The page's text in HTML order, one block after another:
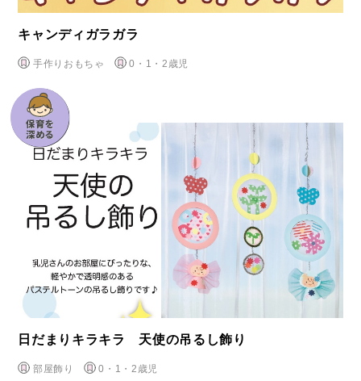
キャンディガラガラ
手作りおもちゃ 0・1・2歳児
日だまりキラキラ 天使の吊るし飾り
部屋飾り 0・1・2歳児